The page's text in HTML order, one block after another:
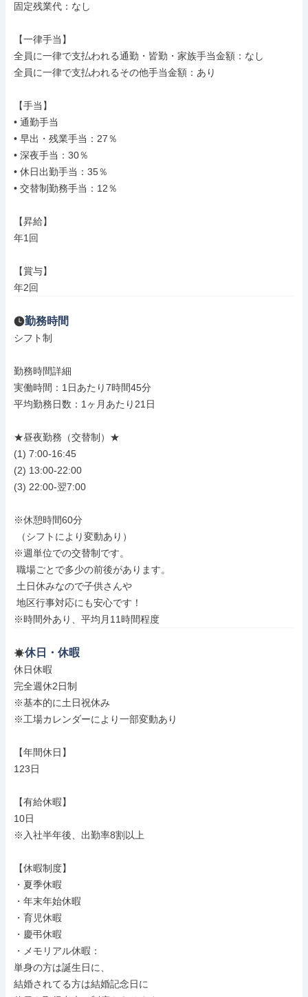
固定残業代：なし
【一律手当】
全員に一律で支払われる通勤・皆勤・家族手当金額：なし
全員に一律で支払われるその他手当金額：あり
【手当】
• 通勤手当
• 早出・残業手当：27％
• 深夜手当：30％
• 休日出勤手当：35％
• 交替制勤務手当：12％
【昇給】
年1回
【賞与】
年2回
勤務時間
シフト制
勤務時間詳細
実働時間：1日あたり7時間45分
平均勤務日数：1ヶ月あたり21日
★昼夜勤務（交替制）★
(1) 7:00-16:45
(2) 13:00-22:00
(3) 22:00-翌7:00
※休憩時間60分
※週単位での交替制です。
※時間外あり、平均月11時間程度
休日・休暇
休日休暇
完全週休2日制
※基本的に土日祝休み
※工場カレンダーにより一部変動あり
【年間休日】
123日
【有給休暇】
10日
※入社半年後、出勤率8割以上
【休暇制度】
・夏季休暇
・年末年始休暇
・育児休暇
・慶弔休暇
・メモリアル休暇：
単身の方は誕生日に、
結婚されてる方は結婚記念日に